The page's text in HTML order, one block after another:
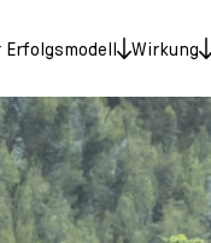
Erfolgsmodell Wirkung